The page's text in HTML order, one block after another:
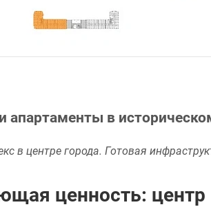
в
в центре города. Готовая
ценность: центр